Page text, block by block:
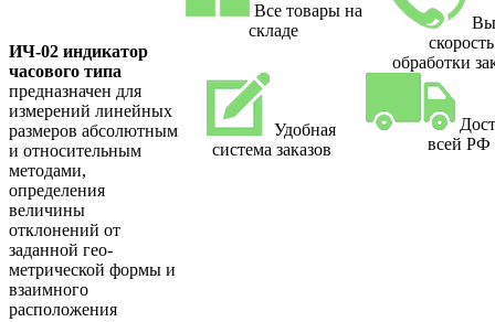
ИЧ-02 индикатор
часового типа
предназначен для
измерений ли­нейных
размеров абсолютным
и относительным
мето­дами,
определения
величины
отклонений от
заданной гео­
метрической формы и
взаимного
расположения
Все товары на
складе
скорость
обработки
Удобная
система заказов
всей РФ